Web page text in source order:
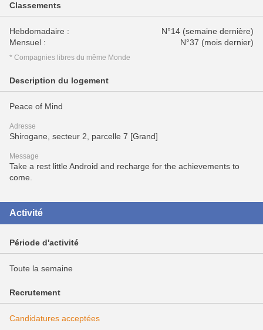
Classements
Hebdomadaire :
N°14 (semaine dernière)
Mensuel :
N°37 (mois dernier)
* Compagnies libres du même Monde
Description du logement
Peace of Mind
Adresse
Shirogane, secteur 2, parcelle 7 [Grand]
Message
Take a rest little Android and recharge for the achievements to
come.
Activité
Période d'activité
Toute la semaine
Recrutement
Candidatures acceptées